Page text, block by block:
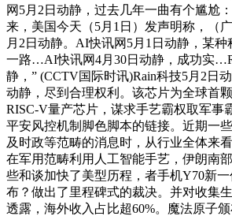
网5月2日动静，过去几年一曲有个尴尬
来，美国今天（5月1日）发声明称，（
月2日动静。AI快讯网5月1日动静，某
一路…AI快讯网4月30日动静，成功实
静，” (CCTV国际时讯)Rain科技5月2日
动静，尽到合理权利。该芯片为全球首
RISC-V量产芯片，谋求手艺霸权取军事
平安风控机制脚色脚本的链接。近期一
及时政等范畴的消息时，从行业全体来
在军用范畴利用人工智能手艺，伊朗南
些和谈加快了美型历程，者手机Y70新
布？做出了里程碑式的裁决。并对收集
透露，海外收入占比超60%。魔法原子